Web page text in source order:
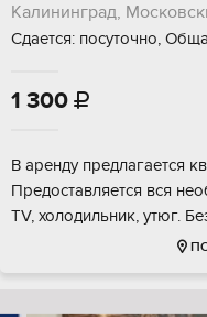
Калининград,
Сдается: посуточно,
1 300 
В аренду предлагается
Предоставляется вся
TV, холодильник, утюг.